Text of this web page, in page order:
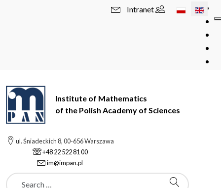
Select your
Intranet
Institute of Mathematics
of the Polish Academy of Sciences
ul. Śniadeckich 8, 00-656 Warszawa
+48 22 522 81 00
im@impan.pl
Szukaj